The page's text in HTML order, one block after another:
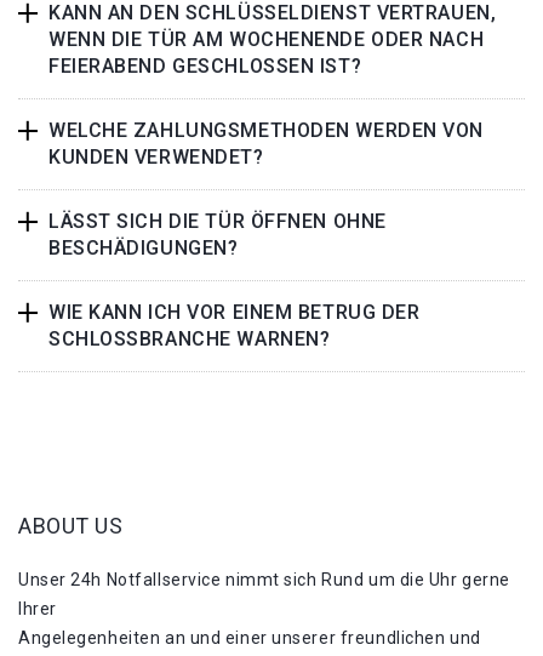
KANN AN DEN SCHLÜSSELDIENST VERTRAUEN,
WENN DIE TÜR AM WOCHENENDE ODER NACH
FEIERABEND GESCHLOSSEN IST?
WELCHE ZAHLUNGSMETHODEN WERDEN VON
KUNDEN VERWENDET?
LÄSST SICH DIE TÜR ÖFFNEN OHNE
BESCHÄDIGUNGEN?
WIE KANN ICH VOR EINEM BETRUG DER
SCHLOSSBRANCHE WARNEN?
ABOUT US
Unser 24h Notfallservice nimmt sich Rund um die Uhr gerne
Ihrer
Angelegenheiten an und einer unserer freundlichen und